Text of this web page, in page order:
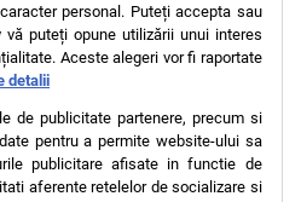
personal. Puteți accepta sau
puteți opune utilizării unui interes
Aceste alegeri vor fi raportate
detalii
de publicitate partenere, precum si
pentru a permite website-ului sa
publicitare afisate in functie de
aferente retelelor de socializare si